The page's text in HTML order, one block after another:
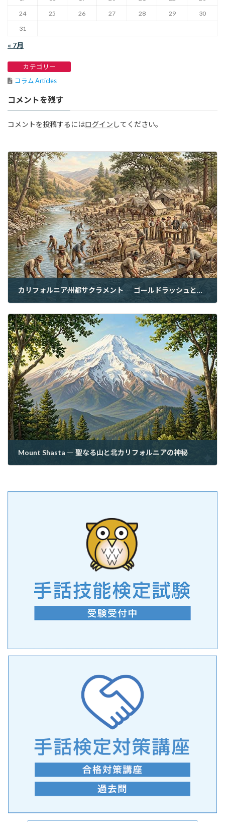
24
25 26 27 28 29
30
31
« 7月
カテゴリー
コラム Articles
コメントを残す
コメントを投稿するにはログイン してください。
カリフォルニア州都サクラメント ― ゴールドラッシュと政治が交差する町
Mount Shasta ― 聖なる山と北カリフォルニアの神秘